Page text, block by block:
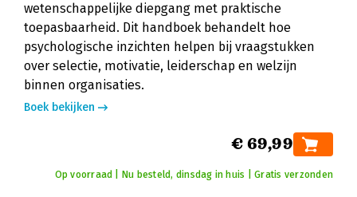
wetenschappelijke diepgang met praktische
toepasbaarheid. Dit handboek behandelt hoe
psychologische inzichten helpen bij vraagstukken
over selectie, motivatie, leiderschap en welzijn
binnen organisaties.
Boek bekijken
€ 69,99
Op voorraad | Nu besteld, dinsdag in huis | Gratis verzonden